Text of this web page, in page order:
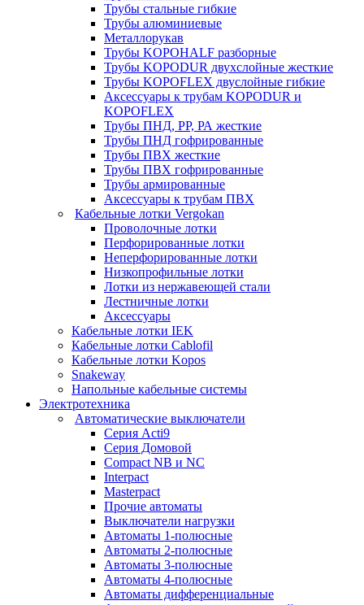
Трубы стальные гибкие
Трубы алюминиевые
Металлорукав
Трубы KOPOHALF разборные
Трубы KOPODUR двухслойные жесткие
Трубы KOPOFLEX двуслойные гибкие
Аксессуары к трубам KOPODUR и
KOPOFLEX
Трубы ПНД, РР, РА жесткие
Трубы ПНД гофрированные
Трубы ПВХ жесткие
Трубы ПВХ гофрированные
Трубы армированные
Аксессуары к трубам ПВХ
Кабельные лотки Vergokan
Проволочные лотки
Перфорированные лотки
Неперфорированные лотки
Низкопрофильные лотки
Лотки из нержавеющей стали
Лестничные лотки
Аксессуары
Кабельные лотки IEK
Кабельные лотки Cablofil
Кабельные лотки Kopos
Snakeway
Напольные кабельные системы
Электротехника
Автоматические выключатели
Серия Acti9
Серия Домовой
Compact NB и NC
Interpact
Masterpact
Прочие автоматы
Выключатели нагрузки
Автоматы 1-полюсные
Автоматы 2-полюсные
Автоматы 3-полюсные
Автоматы 4-полюсные
Автоматы дифференциальные